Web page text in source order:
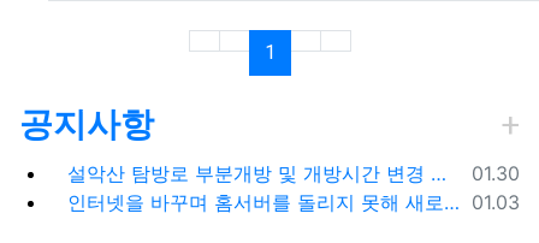
1 (current)
공지사항
등록일
01.30
설악산 탐방로 부분개방 및 개방시간 변경 안내(1.26.(금), 04:00 기준)
등록일
01.03
인터넷을 바꾸며 홈서버를 돌리지 못해 새로 시작합니다.